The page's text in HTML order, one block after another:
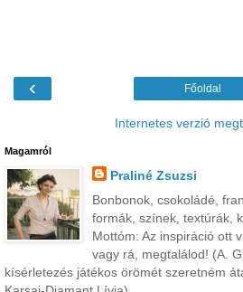
‹ Főoldal
Internetes verzió
Magamról
Praliné Zsuzsi
Bonbonok, csokoládé,
formák, színek, textúrák,
Mottóm: Az inspiráció ott
vagy rá, megtalálod! (A.
kísérletezés játékos örömét szeretném